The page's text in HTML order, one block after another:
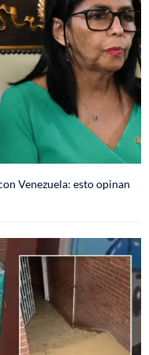
Venezuela: esto opinan